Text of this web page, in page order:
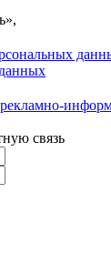
рекламно-
связь